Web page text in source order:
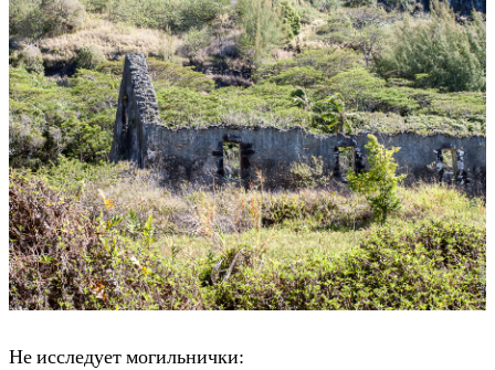
Не исследует могильнички: